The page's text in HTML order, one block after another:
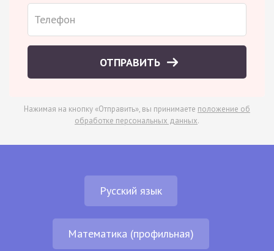
ОТПРАВИТЬ
Нажимая на кнопку «Отправить», вы принимаете положение об
обработке персональных данных.
Русский язык
Математика (профильная)